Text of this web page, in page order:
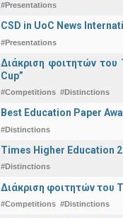
#Presentations
CSD in UoC News
#Presentations
Διάκριση φοιτητών
Cup”
#Competitions #Distinctions
Best Education Paper
#Distinctions
Times Higher Education
#Distinctions
Διάκριση φοιτητών του
#Competitions #Distinctions